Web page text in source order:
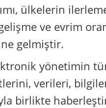
ülkelerin
ve evrim
gelmiştir.
yönetimin
verileri,
birlikte